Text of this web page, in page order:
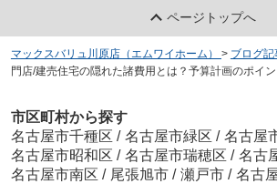
ページトップへ
マックスバリュ川原店（エムワイホーム） > ブログ
門店/建売住宅の隠れた諸費用とは？予算計画のポイン
市区町村から探す
名古屋市千種区 / 名古屋市緑区 / 名古屋
名古屋市昭和区 / 名古屋市瑞穂区 / 名古
名古屋市南区 / 尾張旭市 / 瀬戸市 / 名古